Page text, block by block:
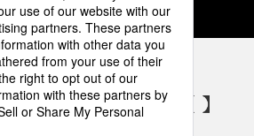
の電気設備 SNSアカウント